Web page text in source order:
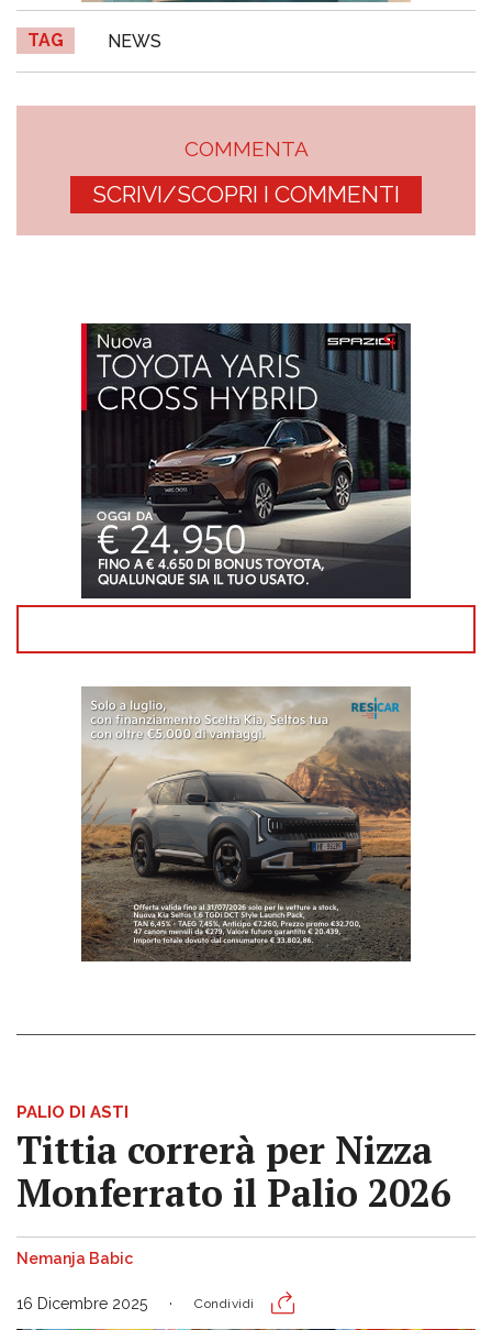
TAG NEWS
COMMENTA
SCRIVI/SCOPRI I COMMENTI
PALIO DI ASTI
Tittia correrà per Nizza
Monferrato il Palio 2026
Nemanja Babic
16 Dicembre 2025 Condividi